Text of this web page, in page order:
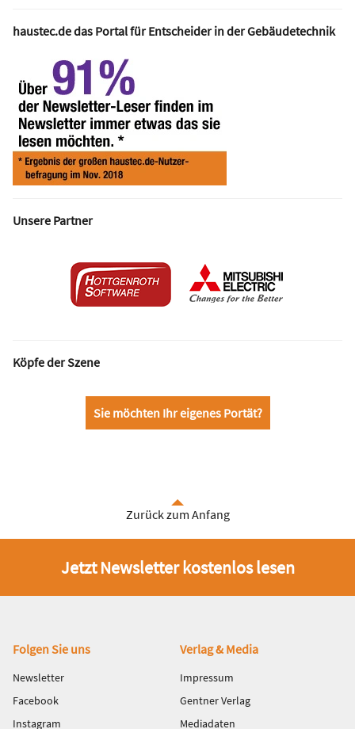
haustec.de das Portal für Entscheider in der Gebäudetechnik
Unsere Partner
Köpfe der Szene
Sie möchten Ihr eigenes Portät?
Zurück zum Anfang
Jetzt Newsletter kostenlos lesen
Fußbereich
Folgen Sie uns
Newsletter
Facebook
Instagram
Verlag & Media
Impressum
Gentner Verlag
Mediadaten